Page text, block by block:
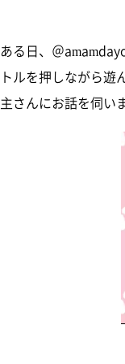
ある日、＠
トルを押しながら
主さんにお話を伺い